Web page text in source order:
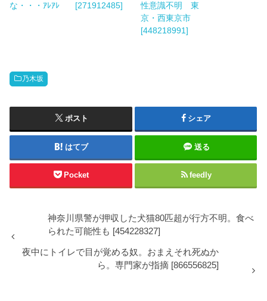
な・・・ｱﾚｱﾚ
[271912485]
性意識不明 東
京・西東京市
[448218991]
乃木坂
ポスト シェア
はてブ 送る
Pocket feedly
神奈川県警が押収した犬猫80匹超が行方不明。食べ
られた可能性も [454228327]
夜中にトイレで目が覚める奴。おまえそれ死ぬか
ら。専門家が指摘 [866556825]